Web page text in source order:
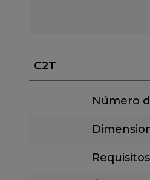
C2T
Número